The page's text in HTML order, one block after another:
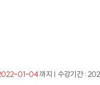
01-04까지 | 수강기간 :